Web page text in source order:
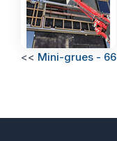
<< Mini-grues - 66